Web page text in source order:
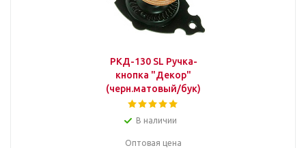
РКД-130 SL Ручка-
кнопка "Декор"
(черн.матовый/бук)
В наличии
Оптовая цена